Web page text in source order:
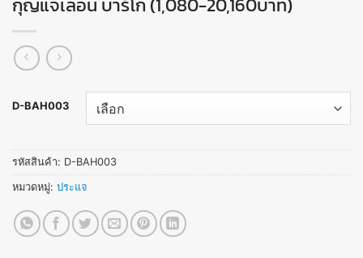
D-BAH003
รหัสสินค้า: D-BAH003
หมวดหมู่: ประแจ